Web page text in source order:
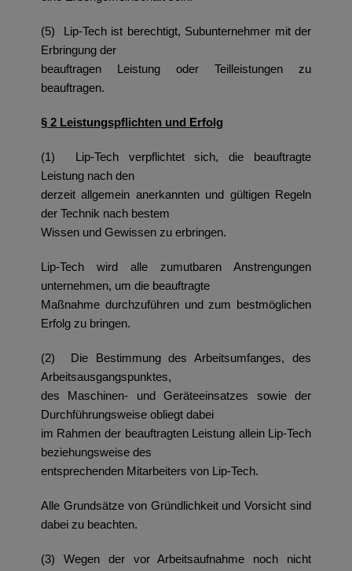
(5) Lip-Tech ist berechtigt, Subunternehmer mit der
Erbringung der
beauftragen Leistung oder Teilleistungen zu
beauftragen.
§ 2 Leistungspflichten und Erfolg
(1) Lip-Tech verpflichtet sich, die beauftragte
Leistung nach den
derzeit allgemein anerkannten und gültigen Regeln
der Technik nach bestem
Wissen und Gewissen zu erbringen.
Lip-Tech wird alle zumutbaren Anstrengungen
unternehmen, um die beauftragte
Maßnahme durchzuführen und zum bestmöglichen
Erfolg zu bringen.
(2) Die Bestimmung des Arbeitsumfanges, des
Arbeitsausgangspunktes,
des Maschinen- und Geräteeinsatzes sowie der
Durchführungsweise obliegt dabei
im Rahmen der beauftragten Leistung allein Lip-Tech
beziehungsweise des
entsprechenden Mitarbeiters von Lip-Tech.
Alle Grundsätze von Gründlichkeit und Vorsicht sind
dabei zu beachten.
(3) Wegen der vor Arbeitsaufnahme noch nicht